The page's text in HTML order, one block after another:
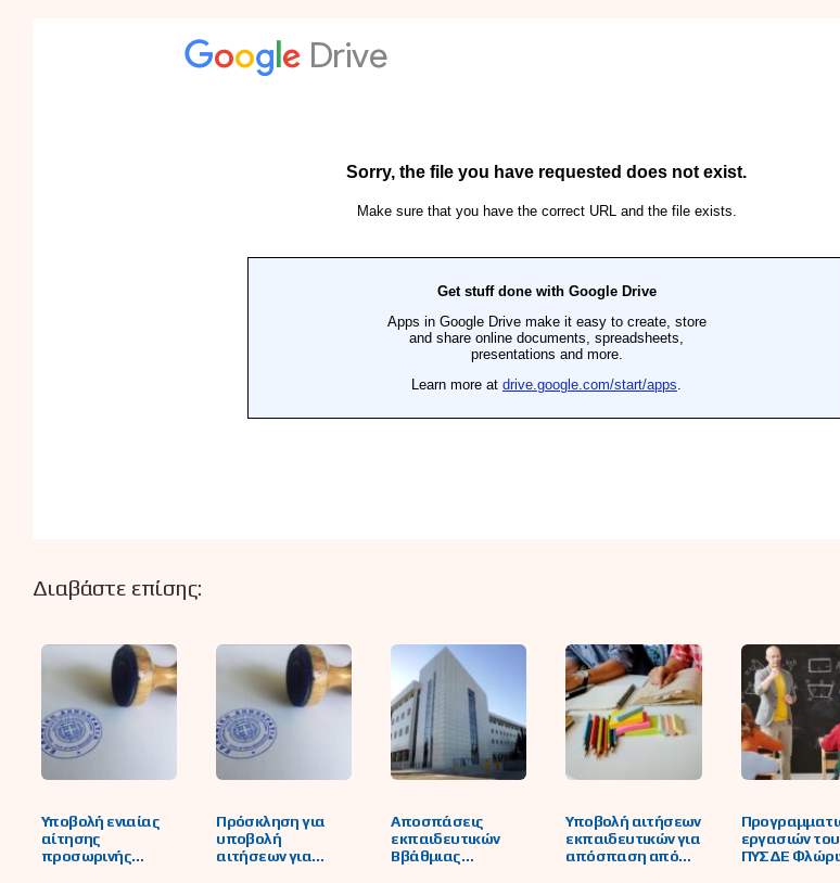
Διαβάστε επίσης:
Υποβολή ενιαίας
αίτησης
προσωρινής
Πρόσκληση για
υποβολή
αιτήσεων για
Αποσπάσεις
εκπαιδευτικών
Ββάθμιας
Υποβολή αιτήσεων
εκπαιδευτικών για
απόσπαση από
εργασιών του
ΠΥΣΔΕ